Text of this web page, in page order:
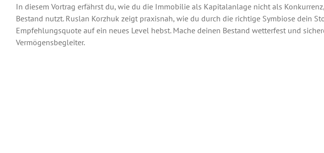
In diesem Vortrag erfährst du, wie du die Immobilie als Kapitalanlage nicht als
Bestand nutzt. Ruslan Korzhuk zeigt praxisnah, wie du durch die richtige Symbiose dein
Empfehlungsquote auf ein neues Level hebst. Mache deinen Bestand wetterfest und
Vermögensbegleiter.